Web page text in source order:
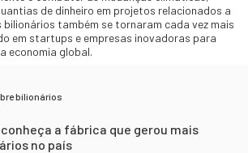
de dinheiro em projetos relacionados a
bilionários também se tornaram cada vez mais
em startups e empresas inovadoras para
economia global.
bilionários
conheça a fábrica que gerou mais
no país